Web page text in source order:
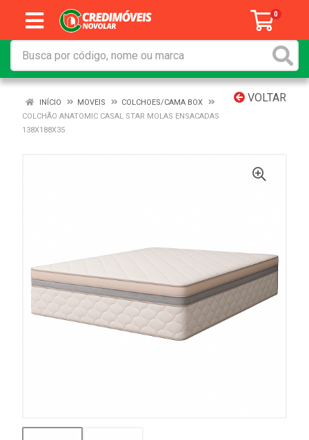
0
VOLTAR
INÍCIO MOVEIS
COLCHOES/CAMA BOX
COLCHÃO ANATOMIC CASAL STAR MOLAS ENSACADAS
138X188X35